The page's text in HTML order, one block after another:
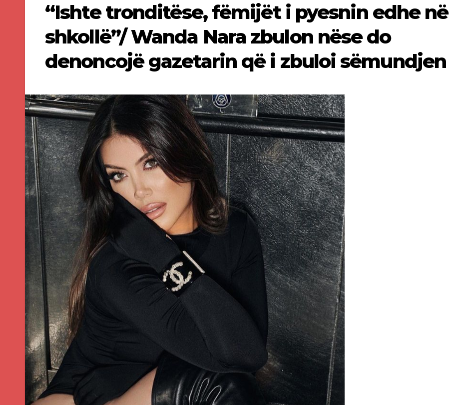
“Ishte tronditëse, fëmijët i pyesnin edhe në
shkollë”/ Wanda Nara zbulon nëse do
denoncojë gazetarin që i zbuloi sëmundjen